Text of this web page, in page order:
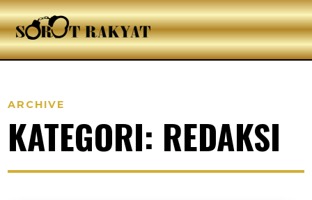
ARCHIVE
KATEGORI: REDAKSI